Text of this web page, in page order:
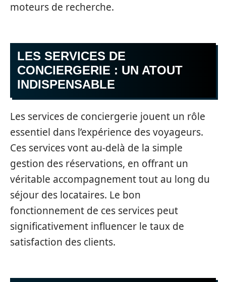
moteurs de recherche.
LES SERVICES DE
CONCIERGERIE : UN ATOUT
INDISPENSABLE
Les services de conciergerie jouent un rôle
essentiel dans l’expérience des voyageurs.
Ces services vont au-delà de la simple
gestion des réservations, en offrant un
véritable accompagnement tout au long du
séjour des locataires. Le bon
fonctionnement de ces services peut
significativement influencer le taux de
satisfaction des clients.